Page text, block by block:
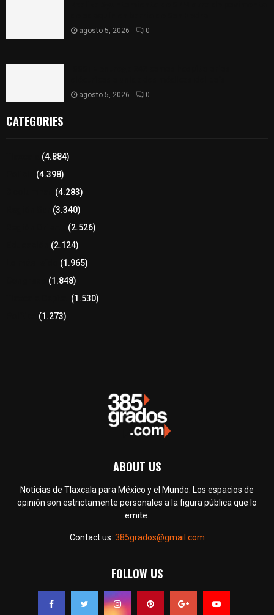
agosto 5, 2026 0
agosto 5, 2026 0
CATEGORIES
(4.884)
(4.398)
(4.283)
(3.340)
(2.526)
(2.124)
(1.965)
(1.848)
(1.530)
(1.273)
ABOUT US
Noticias de Tlaxcala para México y el Mundo. Los espacios de
opinión son estrictamente personales a la figura pública que lo
emite.
Contact us: 385grados@gmail.com
FOLLOW US